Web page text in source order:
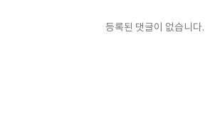
등록된 댓글이 없습니다.